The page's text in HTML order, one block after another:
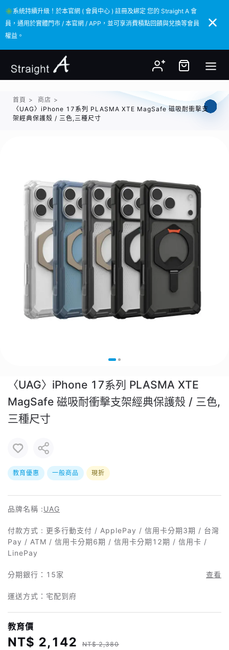
✳️系統持續升級！於本官網 ( 會員中心 ) 註冊及綁定 您的 Straight A 會
員，通用於實體門市 / 本官網 / APP，並可享消費積點回饋與兌換等會員
權益。
✳️系統持續升級！於本官網 ( 會員中心 ) 註冊及綁定 您的 Straight A 會
員，通用於實體門市 / 本官網 / APP，並可享消費積點回饋與兌換等會員
權益。
首頁 > 商店 >
〈UAG〉iPhone 17系列 PLASMA XTE MagSafe 磁吸耐衝擊支
架經典保護殼 / 三色,三種尺寸
〈UAG〉iPhone 17系列 PLASMA XTE
MagSafe 磁吸耐衝擊支架經典保護殼 / 三色,
三種尺寸
教育優惠 一般商品 現折
品牌名稱 :UAG
付款方式 : 更多行動支付 / ApplePay / 信用卡分期3期 / 台灣
Pay / ATM / 信用卡分期6期 / 信用卡分期12期 / 信用卡 /
LinePay
分期銀行： 15家 查看
運送方式：宅配到府
教育價
NT$ 2,142 NT$ 2,380